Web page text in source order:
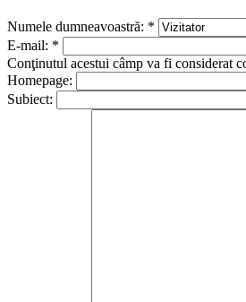
Numele dumneavoastră: *
E-mail: *
Conţinutul acestui câmp va fi considerat
Homepage:
Subiect: